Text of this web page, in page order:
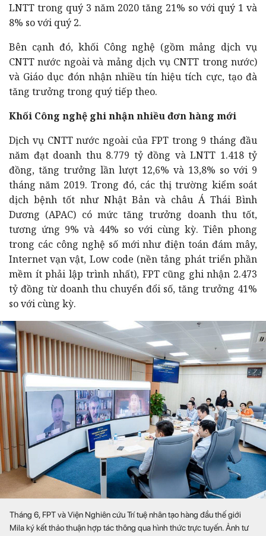
LNTT trong quý 3 năm 2020 tăng 21% so với quý 1 và
8% so với quý 2.
Bên cạnh đó, khối Công nghệ (gồm mảng dịch vụ
CNTT nước ngoài và mảng dịch vụ CNTT trong nước)
và Giáo dục đón nhận nhiều tín hiệu tích cực, tạo đà
tăng trưởng trong quý tiếp theo.
Khối Công nghệ ghi nhận nhiều đơn hàng mới
Dịch vụ CNTT nước ngoài của FPT trong 9 tháng đầu
năm đạt doanh thu 8.779 tỷ đồng và LNTT 1.418 tỷ
đồng, tăng trưởng lần lượt 12,6% và 13,8% so với 9
tháng năm 2019. Trong đó, các thị trường kiểm soát
dịch bệnh tốt như Nhật Bản và châu Á Thái Bình
Dương (APAC) có mức tăng trưởng doanh thu tốt,
tương ứng 9% và 44% so với cùng kỳ. Tiên phong
trong các công nghệ số mới như điện toán đám mây,
Internet vạn vật, Low code (nền tảng phát triển phần
mềm ít phải lập trình nhất), FPT cũng ghi nhận 2.473
tỷ đồng từ doanh thu chuyển đổi số, tăng trưởng 41%
so với cùng kỳ.
Tháng 6, FPT và Viện Nghiên cứu Trí tuệ nhân tạo hàng đầu thế giới
Mila ký kết thảo thuận hợp tác thông qua hình thức trực tuyến. Ảnh tư